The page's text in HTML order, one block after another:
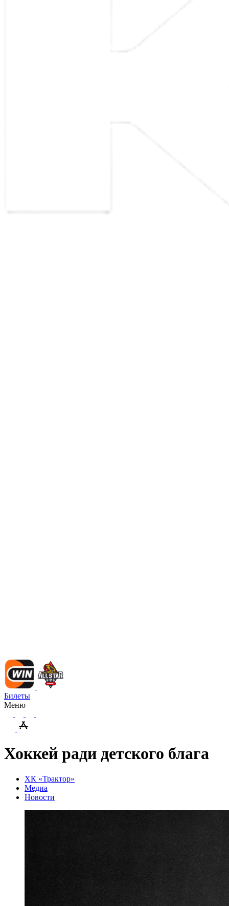
Билеты
Меню
Хоккей ради детского блага
ХК «Трактор»
Медиа
Новости